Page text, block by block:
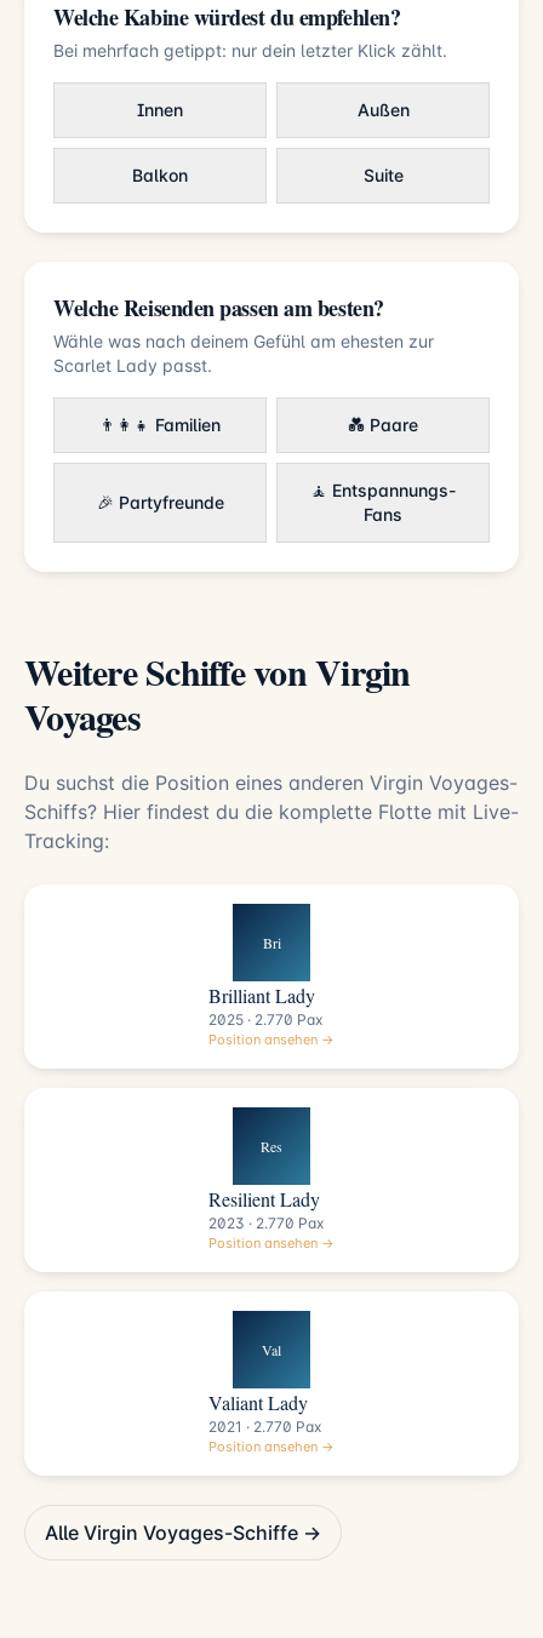
Welche Kabine würdest du empfehlen?
Bei mehrfach getippt: nur dein letzter Klick zählt.
Innen Außen
Balkon Suite
Welche Reisenden passen am besten?
Wähle was nach deinem Gefühl am ehesten zur
Scarlet Lady passt.
👨‍👩‍👧 Familien 💑 Paare
🎉 Partyfreunde
🧘 Entspannungs-
Fans
Weitere Schiffe von Virgin
Voyages
Du suchst die Position eines anderen Virgin Voyages-
Schiffs? Hier findest du die komplette Flotte mit Live-
Tracking:
Bri
Brilliant Lady
2025 · 2.770 Pax
Position ansehen →
Res
Resilient Lady
2023 · 2.770 Pax
Position ansehen →
Val
Valiant Lady
2021 · 2.770 Pax
Position ansehen →
Alle Virgin Voyages-Schiffe →